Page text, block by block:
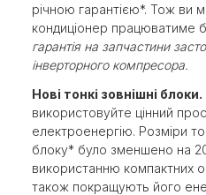
річною гарантією*. Тож ви
кондиціонер працюватиме
гарантія на запчастини
інверторного компресора.
Нові тонкі зовнішні блоки.
використовуйте цінний
електроенергію. Розміри
блоку* було зменшено на
використанню компактних
також покращують його